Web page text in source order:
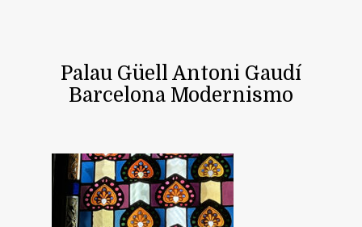
Palau Güell Antoni Gaudí
Barcelona Modernismo